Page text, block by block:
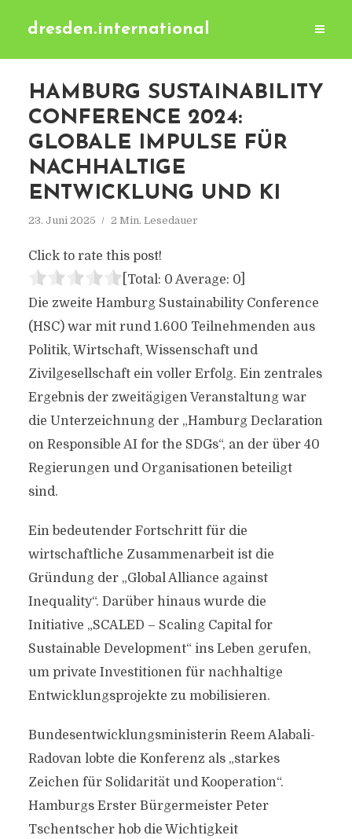
dresden.international
HAMBURG SUSTAINABILITY
CONFERENCE 2024:
GLOBALE IMPULSE FÜR
NACHHALTIGE
ENTWICKLUNG UND KI
23. Juni 2025 2 Min. Lesedauer
Click to rate this post!
[Total: 0 Average: 0]
Die zweite Hamburg Sustainability Conference
(HSC) war mit rund 1.600 Teilnehmenden aus
Politik, Wirtschaft, Wissenschaft und
Zivilgesellschaft ein voller Erfolg. Ein zentrales
Ergebnis der zweitägigen Veranstaltung war
die Unterzeichnung der „Hamburg Declaration
on Responsible AI for the SDGs“, an der über 40
Regierungen und Organisationen beteiligt
sind.
Ein bedeutender Fortschritt für die
wirtschaftliche Zusammenarbeit ist die
Gründung der „Global Alliance against
Inequality“. Darüber hinaus wurde die
Initiative „SCALED – Scaling Capital for
Sustainable Development“ ins Leben gerufen,
um private Investitionen für nachhaltige
Entwicklungsprojekte zu mobilisieren.
Bundesentwicklungsministerin Reem Alabali-
Radovan lobte die Konferenz als „starkes
Zeichen für Solidarität und Kooperation“.
Hamburgs Erster Bürgermeister Peter
Tschentscher hob die Wichtigkeit